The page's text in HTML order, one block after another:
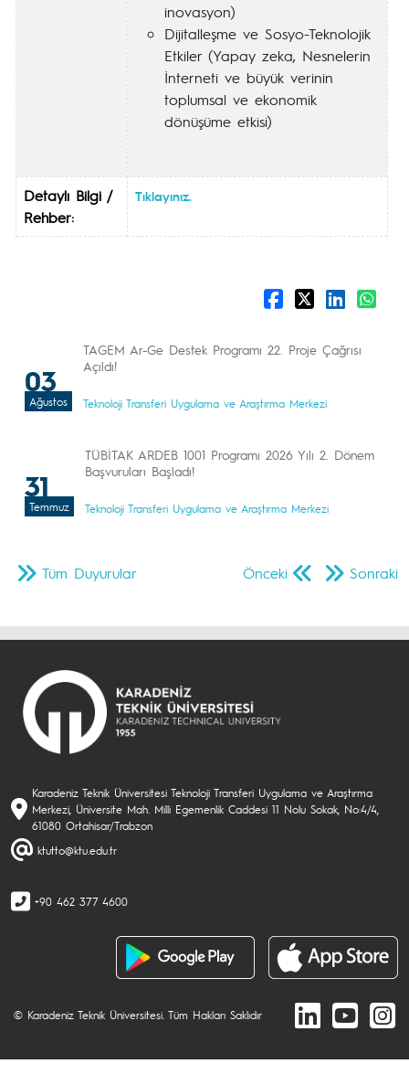
inovasyon)
Dijitalleşme ve Sosyo-Teknolojik
Etkiler (Yapay zeka, Nesnelerin
İnterneti ve büyük verinin
toplumsal ve ekonomik
dönüşüme etkisi)
Detaylı Bilgi /
Rehber:
Tıklayınız.
03
Ağustos
TAGEM Ar-Ge Destek Programı 22. Proje Çağrısı
Açıldı!
Teknoloji Transferi Uygulama ve Araştırma Merkezi
31
Temmuz
TÜBİTAK ARDEB 1001 Programı 2026 Yılı 2. Dönem
Başvuruları Başladı!
Teknoloji Transferi Uygulama ve Araştırma Merkezi
Önceki Sonraki
Tüm Duyurular
Karadeniz Teknik Üniversitesi Teknoloji Transferi Uygulama ve Araştırma
Merkezi, Üniversite Mah. Milli Egemenlik Caddesi 11 Nolu Sokak, No:4/4,
61080 Ortahisar/Trabzon
ktutto@ktu.edu.tr
+90 462 377 4600
© Karadeniz Teknik Üniversitesi. Tüm Hakları Saklıdır